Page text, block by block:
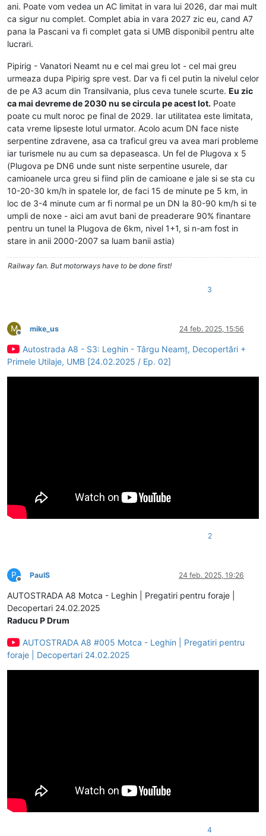
ani. Poate vom vedea un AC limitat in vara lui 2026, dar mai mult
ca sigur nu complet. Complet abia in vara 2027 zic eu, cand A7
pana la Pascani va fi complet gata si UMB disponibil pentru alte
lucrari.
Pipirig - Vanatori Neamt nu e cel mai greu lot - cel mai greu
urmeaza dupa Pipirig spre vest. Dar va fi cel putin la nivelul celor
de pe A3 acum din Transilvania, plus ceva tunele scurte. Eu zic
ca mai devreme de 2030 nu se circula pe acest lot. Poate
poate cu mult noroc pe final de 2029. Iar utilitatea este limitata,
cata vreme lipseste lotul urmator. Acolo acum DN face niste
serpentine zdravene, asa ca traficul greu va avea mari probleme
iar turismele nu au cum sa depaseasca. Un fel de Plugova x 5
(Plugova pe DN6 unde sunt niste serpentine usurele, dar
camioanele urca greu si fiind plin de camioane e jale si se sta cu
10-20-30 km/h in spatele lor, de faci 15 de minute pe 5 km, in
loc de 3-4 minute cum ar fi normal pe un DN la 80-90 km/h si te
umpli de noxe - aici am avut bani de preaderare 90% finantare
pentru un tunel la Plugova de 6km, nivel 1+1, si n-am fost in
stare in anii 2000-2007 sa luam banii astia)
Railway fan. But motorways have to be done first!
3
M
Deconectat
mike_us 24 feb. 2025, 15:56
Autostrada A8 - S3: Leghin - Târgu Neamț, Decopertări +
Primele Utilaje, UMB [24.02.2025 / Ep. 02]
2
P
Deconectat
PaulS 24 feb. 2025, 19:26
AUTOSTRADA A8 Motca - Leghin | Pregatiri pentru foraje |
Decopertari 24.02.2025
Raducu P Drum
AUTOSTRADA A8 #005 Motca - Leghin | Pregatiri pentru
foraje | Decopertari 24.02.2025
4